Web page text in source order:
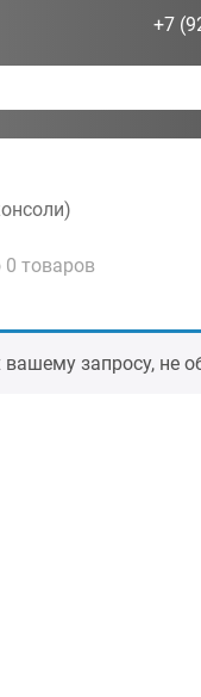
+7
товаров
запросу, не